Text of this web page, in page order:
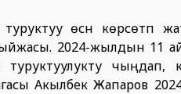
өсүүнү
2024-жылдын 11
чыңдап,
Акылбек Жапаров